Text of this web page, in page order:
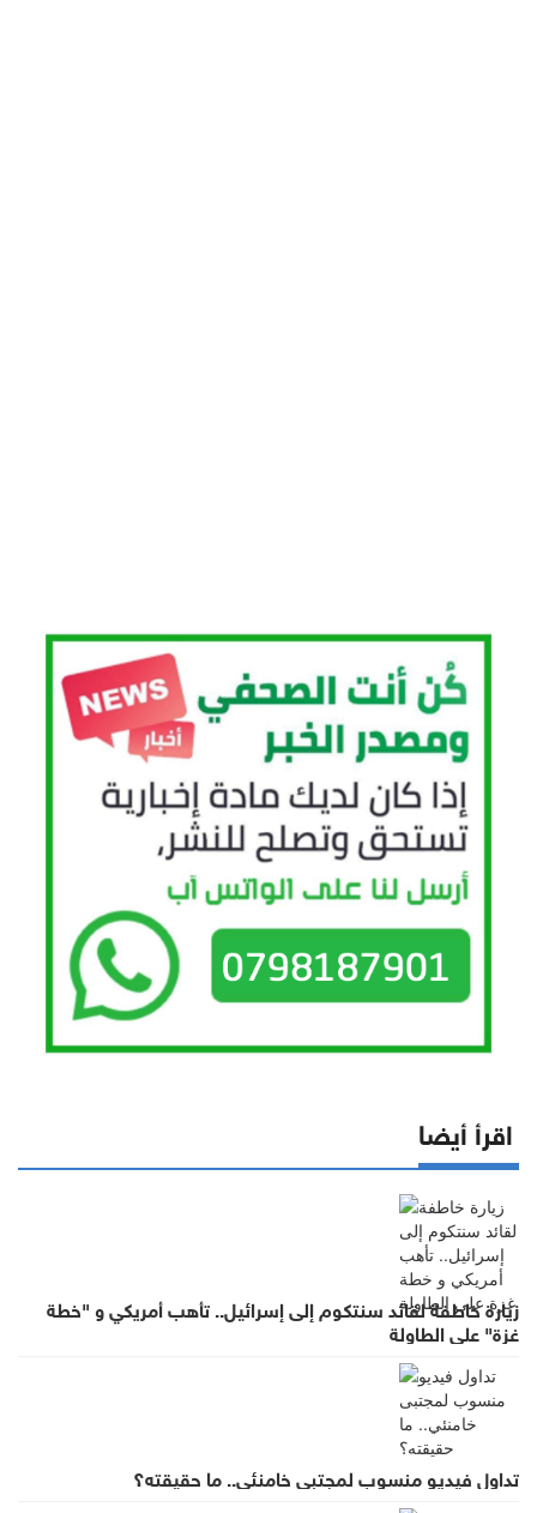
اقرأ أيضا
زيارة خاطفة لقائد سنتكوم إلى إسرائيل.. تأهب أمريكي و "خطة
غزة" على الطاولة
تداول فيديو منسوب لمجتبى خامنئي.. ما حقيقته؟